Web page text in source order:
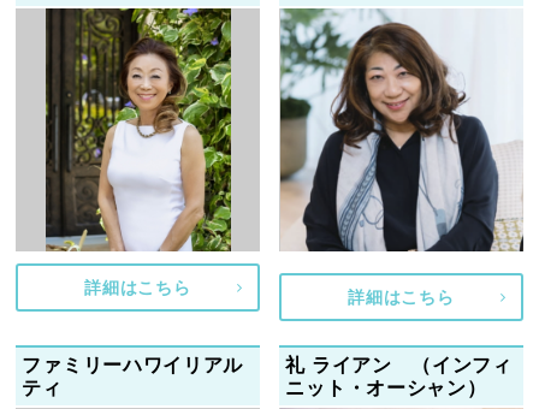
詳細はこちら
詳細はこちら
ファミリーハワイリアル
ティ
礼 ライアン （インフィ
ニット・オーシャン）